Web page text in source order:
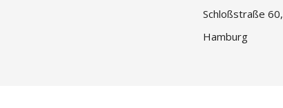
Schloßstraße 60,
Hamburg